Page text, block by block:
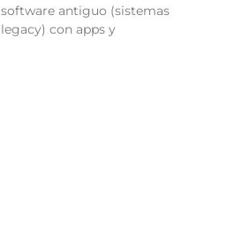
software antiguo (sistemas
legacy) con apps y